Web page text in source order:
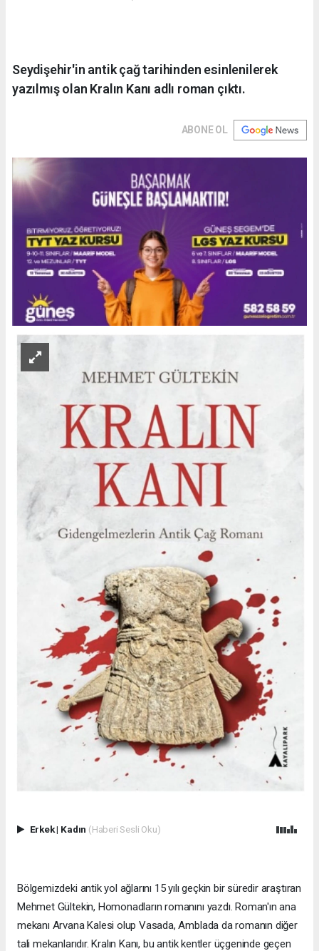
Seydişehir'in antik çağ tarihinden esinlenilerek
yazılmış olan Kralın Kanı adlı roman çıktı.
ABONE OL
Erkek| Kadın (Haberi Sesli Oku)
Bölgemizdeki antik yol ağlarını 15 yılı geçkin bir süredir araştıran
Mehmet Gültekin, Homonadların romanını yazdı. Roman'ın ana
mekanı Arvana Kalesi olup Vasada, Amblada da romanın diğer
tali mekanlarıdır. Kralın Kanı, bu antik kentler üçgeninde geçen